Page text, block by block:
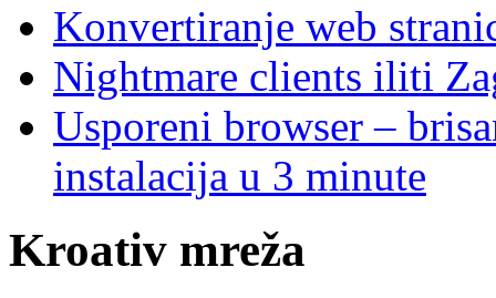
Konvertiranje web
Nightmare clients iliti
Usporeni browser –
instalacija u 3 minute
Kroativ mreža